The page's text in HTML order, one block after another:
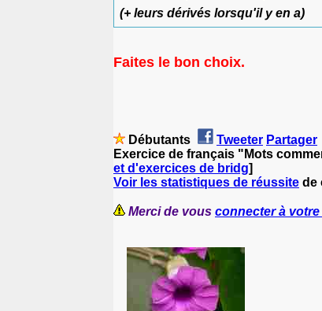
(+ leurs dérivés lorsqu'il y en a)
Faites le bon choix.
Débutants Tweeter Partager
Exercice de français "Mots
et d'exercices de bridg]
Voir les statistiques de réussite de
Merci de vous connecter à